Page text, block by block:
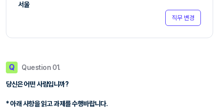
서울
직무 변경
Q Question 01.
당신은 어떤 사람입니까?
* 아래 사항을 읽고 과제를 수행바랍니다.